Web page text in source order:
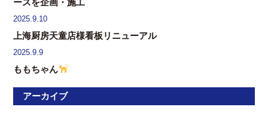
2025.9.10
上海厨房天童店様看板リニューアル
2025.9.9
ももちゃん
アーカイブ